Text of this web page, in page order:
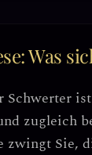
Was
Schwerter
zugleich
zwingt Sie,